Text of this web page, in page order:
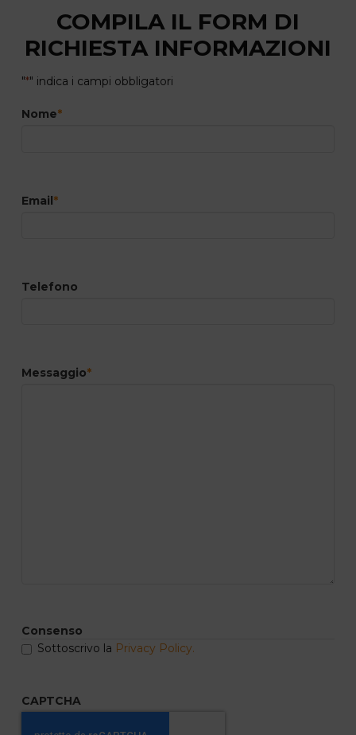
COMPILA IL FORM DI
RICHIESTA INFORMAZIONI
"*" indica i campi obbligatori
Nome*
Email*
Telefono
Messaggio*
Consenso
Sottoscrivo la Privacy Policy.
CAPTCHA